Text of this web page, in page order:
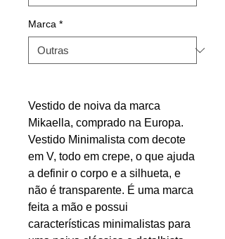
Marca *
Vestido de noiva da marca
Mikaella, comprado na Europa.
Vestido Minimalista com decote
em V, todo em crepe, o que ajuda
a definir o corpo e a silhueta, e
não é transparente. É uma marca
feita a mão e possui
características minimalistas para